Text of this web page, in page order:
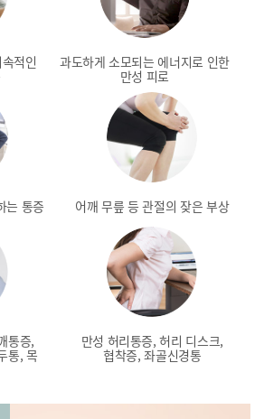
적인
과도하게 소모되는 에너지로 인한
만성 피로
는 통증 어깨 무릎 등 관절의 잦은 부상
통증,
통, 목
만성 허리통증, 허리 디스크,
협착증, 좌골신경통